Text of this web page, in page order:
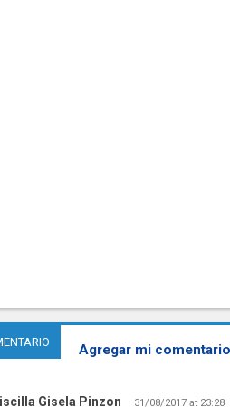
Agregar mi
Gisela Pinzon 31/08/2017 at 23:28